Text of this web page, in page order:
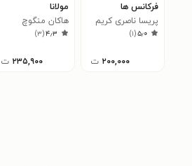
فرکانس ها
پریسا ناصری کریم
وند۵٫۰(۱)
۲۰۰,۰۰۰ ت
مولانا
هاکان منگوچ
۴٫۳(۳)
۲۳۵,۹۰۰ ت